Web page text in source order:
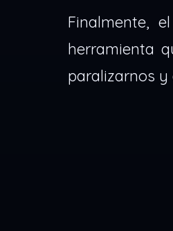
Finalmente,
herramienta
paralizarnos y